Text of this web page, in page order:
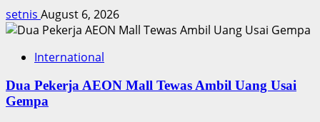
Iran
setnis August 6, 2026
International
Dua Pekerja AEON Mall Tewas Ambil Uang Usai
Gempa